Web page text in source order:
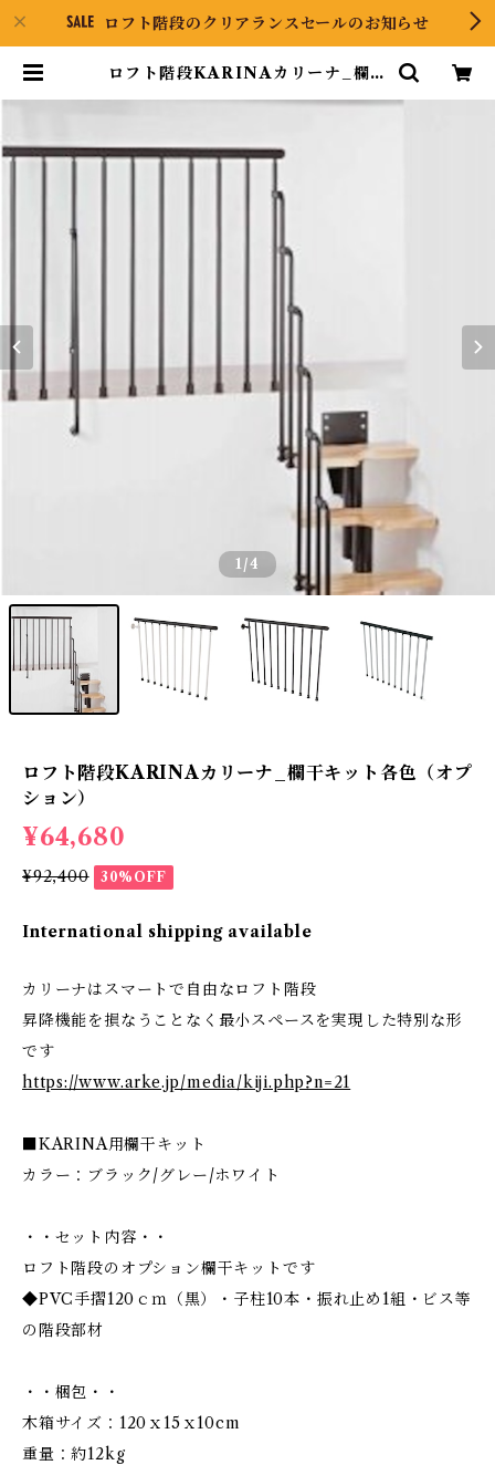
ロフト階段のクリアランスセールのお知らせ
ロフト階段KARINAカリーナ_欄干
mid ONLINE STORE
1 /4
ロフト階段KARINAカリーナ_欄干キット各色（オプ
ション）
¥64,680
¥92,400 30%OFF
International shipping available
カリーナはスマートで自由なロフト階段
昇降機能を損なうことなく最小スペースを実現した特別な形
です
https://www.arke.jp/media/kiji.php?n=21
■KARINA用欄干キット
カラー：ブラック/グレー/ホワイト
・・セット内容・・
ロフト階段のオプション欄干キットです
◆PVC手摺120ｃｍ（黒）・子柱10本・振れ止め1組・ビス等
の階段部材
・・梱包・・
木箱サイズ：120ｘ15ｘ10cm
重量：約12kg